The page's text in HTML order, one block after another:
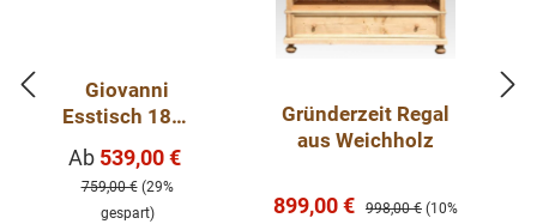
Giovanni
Esstisch 180-
Mango Holz
Metallbeine
Verkaufspreis:
Ab 539,00 €
759,00 € (29%
gespart)
Gründerzeit Regal
aus Weichholz
Verkaufspreis:
899,00 € Regulärer Preis:
998,00 € (10%